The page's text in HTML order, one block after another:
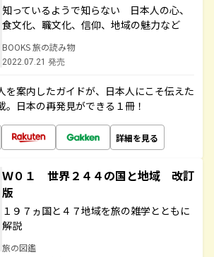
知っているようで知らない 日本人の心、
食文化、職文化、信仰、地域の魅力など
BOOKS 旅の読み物
2022.07.21 発売
を案内したガイドが、日本人にこそ伝えた
。日本の再発見ができる１冊！
詳細を見る
Ｗ０１ 世界２４４の国と地域 改訂
版
１９７ヵ国と４７地域を旅の雑学とともに
解説
旅の図鑑